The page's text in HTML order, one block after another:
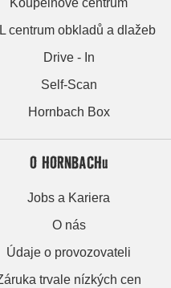
centrum obkladů a dlažeb
Drive - In
Self-Scan
Hornbach Box
O HORNBACHu
Jobs a Kariera
O nás
Údaje o provozovateli
trvale nízkých cen